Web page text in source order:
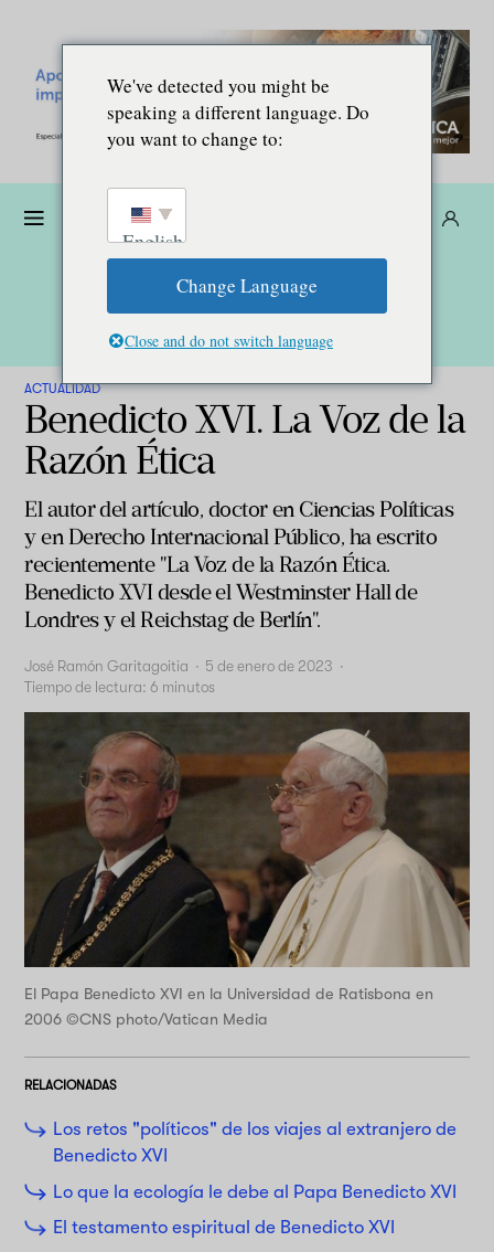
ACTUALIDAD
Benedicto XVI. La Voz de la
Razón Ética
El autor del artículo, doctor en Ciencias Políticas
y en Derecho Internacional Público, ha escrito
recientemente "La Voz de la Razón Ética.
Benedicto XVI desde el Westminster Hall de
Londres y el Reichstag de Berlín".
José Ramón Garitagoitia · 5 de enero de 2023 ·
Tiempo de lectura: 6 minutos
El Papa Benedicto XVI en la Universidad de Ratisbona en
2006 ©CNS photo/Vatican Media
RELACIONADAS
Los retos "políticos" de los viajes al extranjero de
Benedicto XVI
Lo que la ecología le debe al Papa Benedicto XVI
El testamento espiritual de Benedicto XVI
We've detected you might be
speaking a different language. Do
you want to change to:
English
Change Language
Close and do not switch language